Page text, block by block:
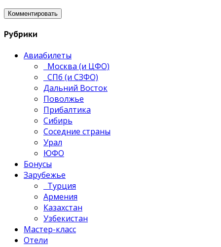
Рубрики
Авиабилеты
Москва (и ЦФО)
СПб (и СЗФО)
Дальний Восток
Поволжье
Прибалтика
Сибирь
Соседние страны
Урал
ЮФО
Бонусы
Зарубежье
Турция
Армения
Казахстан
Узбекистан
Мастер-класс
Отели